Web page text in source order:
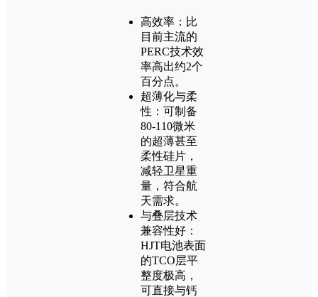
高效率：比
目前主流的
PERC技术效
率高出约2个
百分点。
超薄化与柔
性：可制备
80-110微米
的超薄甚至
柔性硅片，
减轻卫星重
量，符合航
天需求。
与叠层技术
兼容性好：
HJT电池表面
的TCO层平
整度极高，
可直接与钙